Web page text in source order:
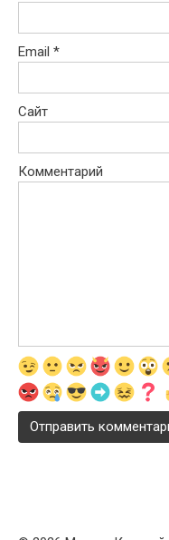
Email *
Сайт
Комментарий